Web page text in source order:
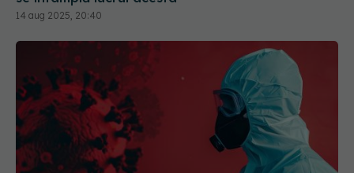
14 aug 2025, 20:40